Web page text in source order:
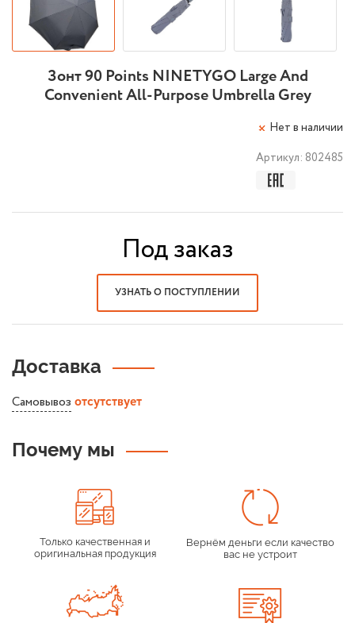
Зонт 90 Points NINETYGO Large And
Convenient All-Purpose Umbrella Grey
Нет в наличии
Артикул: 802485
Под заказ
УЗНАТЬ О ПОСТУПЛЕНИИ
Доставка
Самовывоз отсутствует
Почему мы
Только качественная и
оригинальная продукция
Вернём деньги если качество
вас не устроит